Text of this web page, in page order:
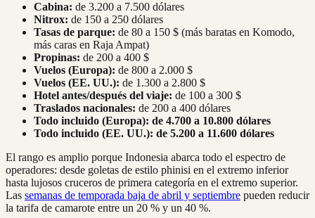
Cabina: de 3.200 a 7.500 dólares
Nitrox: de 150 a 250 dólares
Tasas de parque: de 80 a 150 $ (más baratas en Komodo,
más caras en Raja Ampat)
Propinas: de 200 a 400 $
Vuelos (Europa): de 800 a 2.000 $
Vuelos (EE. UU.): de 1.300 a 2.800 $
Hotel antes/después del viaje: de 100 a 300 $
Traslados nacionales: de 200 a 400 dólares
Todo incluido (Europa): de 4.700 a 10.800 dólares
Todo incluido (EE. UU.): de 5.200 a 11.600 dólares
El rango es amplio porque Indonesia abarca todo el espectro de
operadores: desde goletas de estilo phinisi en el extremo inferior
hasta lujosos cruceros de primera categoría en el extremo superior.
Las semanas de temporada baja de abril y septiembre pueden reducir
la tarifa de camarote entre un 20 % y un 40 %.